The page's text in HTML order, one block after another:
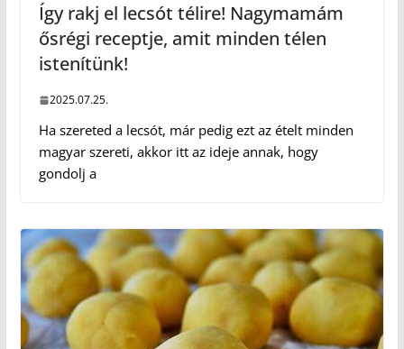
Így rakj el lecsót télire! Nagymamám
ősrégi receptje, amit minden télen
istenítünk!
2025.07.25.
Ha szereted a lecsót, már pedig ezt az ételt minden
magyar szereti, akkor itt az ideje annak, hogy
gondolj a